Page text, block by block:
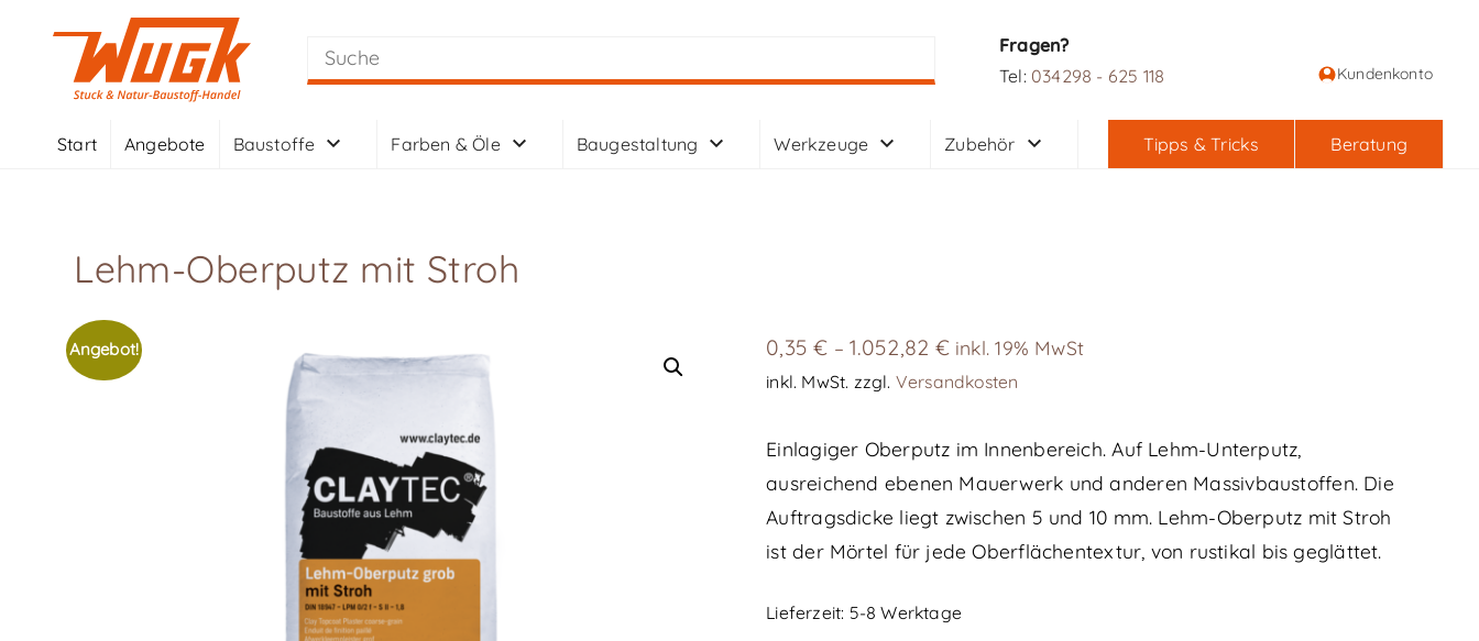
Kundenkonto
Fragen?
Tel: 034298 - 625 118
Start Angebote Baustoffe Farben & Öle Baugestaltung Werkzeuge Zubehör Tipps & Tricks Beratung
Lehm-Oberputz mit Stroh
Angebot! 0,35€ –1.052,82 € inkl. 19% MwSt
inkl. MwSt. zzgl. Versandkosten
Einlagiger Oberputz im Innenbereich. Auf Lehm-Unterputz,
ausreichend ebenen Mauerwerk und anderen Massivbaustoffen. Die
Auftragsdicke liegt zwischen 5 und 10 mm. Lehm-Oberputz mit Stroh
ist der Mörtel für jede Oberflächentextur, von rustikal bis geglättet.
Lieferzeit: 5-8 Werktage